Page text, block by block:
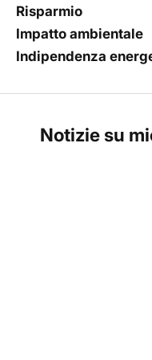
Risparmio
Impatto ambientale
Indipendenza
Notizie su